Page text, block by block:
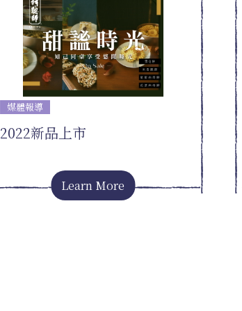
媒體報導
2022新品上市
Learn More